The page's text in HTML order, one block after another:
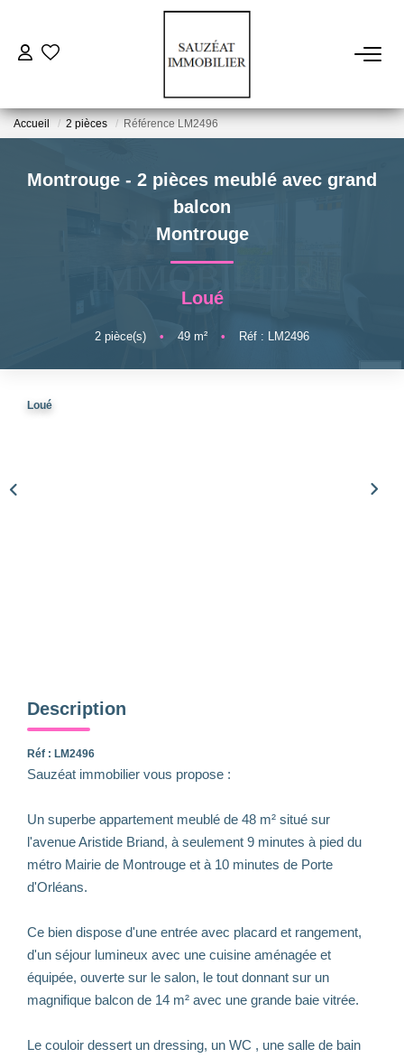
ESTIMER
FAIRE GÉRER
Accueil 2 pièces Référence LM2496
Montrouge - 2 pièces meublé avec grand
balcon
Montrouge
Loué
2 pièce(s) • 49 m² • Réf : LM2496
Loué
Description
Réf : LM2496
Sauzéat immobilier vous propose :
Un superbe appartement meublé de 48 m² situé sur
l'avenue Aristide Briand, à seulement 9 minutes à pied du
métro Mairie de Montrouge et à 10 minutes de Porte
d'Orléans.
Ce bien dispose d'une entrée avec placard et rangement,
d'un séjour lumineux avec une cuisine aménagée et
équipée, ouverte sur le salon, le tout donnant sur un
magnifique balcon de 14 m² avec une grande baie vitrée.
Le couloir dessert un dressing, un WC , une salle de bain